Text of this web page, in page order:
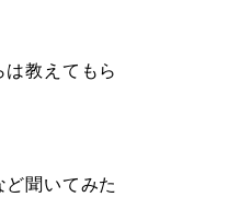
教えてもら
聞いてみた